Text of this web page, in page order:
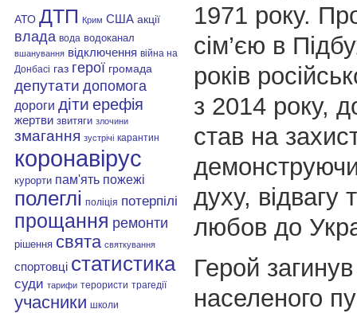
АТО ДТП Крим США акції
влада вода водоканал
вшанування відключення війна на
Донбасі газ герої громада
депутати допомога
дороги діти ерефія
жертви звитяги злочини
змагання зустрічі карантин
коронавірус
курорти пам'ять пожежі
полеглі поліція потерпілі
прощання ремонти
рішення свята святкування
спортовці статистика
суди тарифи терористи трагедії
учасники школи
1971 року.
сім’єю в
років
з 2014 року,
став на
духу, відвагу
любов до
Герой
населеного